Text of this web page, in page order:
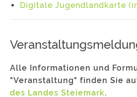
Digitale Jugendlandkarte
Alle Informationen und
"Veranstaltung" finden Sie
des Landes Steiemark.